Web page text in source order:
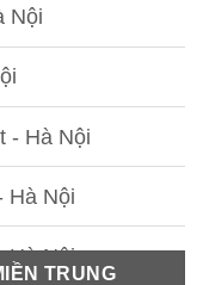
Nội
- Hà Nội
Hà Nội
Hà Nội
TRUNG